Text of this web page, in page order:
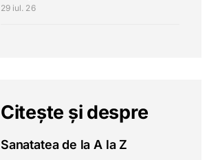
29 iul. 26
Citește și despre
Sanatatea de la A la Z